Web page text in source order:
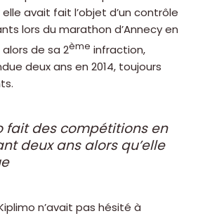
avait fait l’objet d’un contrôle
lors du marathon d’Annecy en
alors de sa 2ème infraction,
deux ans en 2014, toujours
fait des compétitions en
deux ans alors qu’elle
n’avait pas hésité à